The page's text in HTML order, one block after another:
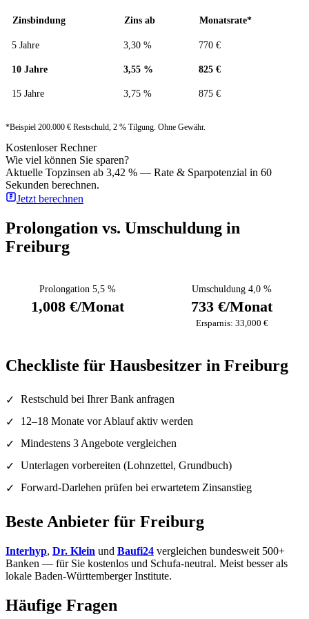
Zinsbindung Zins ab Monatsrate*
5 Jahre 3,30 % 770 €
10 Jahre 3,55 % 825 €
15 Jahre 3,75 % 875 €
*Beispiel 200.000 € Restschuld, 2 % Tilgung. Ohne Gewähr.
Kostenloser Rechner
Wie viel können Sie sparen?
Aktuelle Topzinsen ab 3,42 % — Rate & Sparpotenzial in 60
Sekunden berechnen.
Jetzt berechnen
Prolongation vs. Umschuldung in
Freiburg
Prolongation 5,5 %
1,008 €/Monat
Umschuldung 4,0 %
733 €/Monat
Ersparnis: 33,000 €
Checkliste für Hausbesitzer in Freiburg
✓
Restschuld bei Ihrer Bank anfragen
✓
12–18 Monate vor Ablauf aktiv werden
✓
Mindestens 3 Angebote vergleichen
✓
Unterlagen vorbereiten (Lohnzettel, Grundbuch)
✓
Forward-Darlehen prüfen bei erwartetem Zinsanstieg
Beste Anbieter für Freiburg
Interhyp, Dr. Klein und Baufi24 vergleichen bundesweit 500+
Banken — für Sie kostenlos und Schufa-neutral. Meist besser als
lokale Baden-Württemberger Institute.
Häufige Fragen